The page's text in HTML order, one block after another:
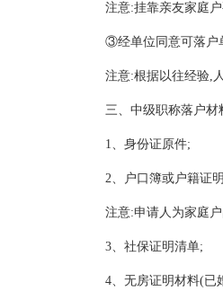
注意:挂靠亲友家庭
③经单位同意可落户
注意:根据以往经验,
三、中级职称落户材
1、身份证原件;
2、户口簿或户籍证
注意:申请人为家庭
3、社保证明清单;
4、无房证明材料(已